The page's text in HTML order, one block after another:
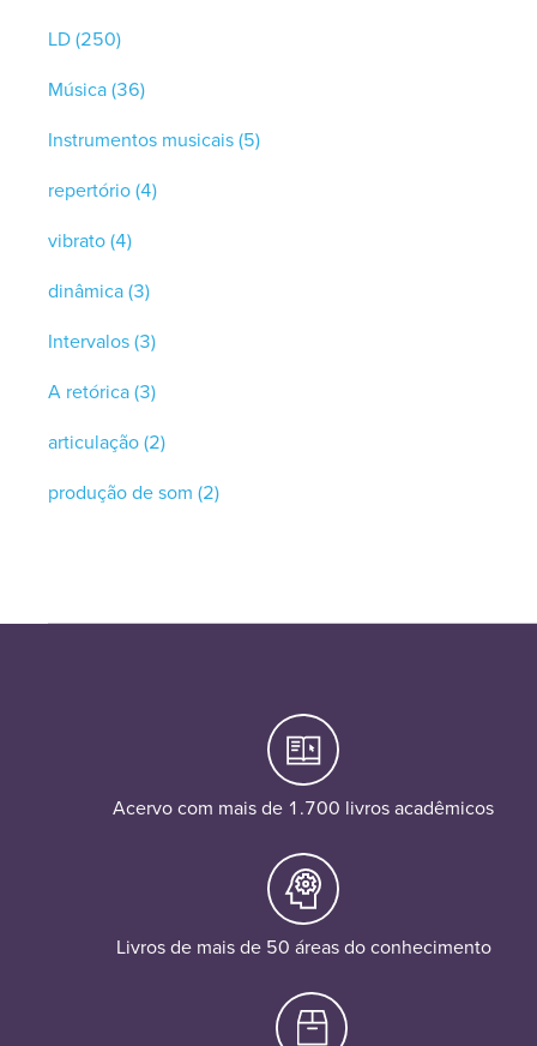
LD(250)
Música(36)
Instrumentos musicais(5)
repertório(4)
vibrato(4)
dinâmica(3)
Intervalos(3)
A retórica(3)
articulação(2)
produção de som (2)
Acervo com mais de 1.700 livros acadêmicos
Livros de mais de 50 áreas do conhecimento